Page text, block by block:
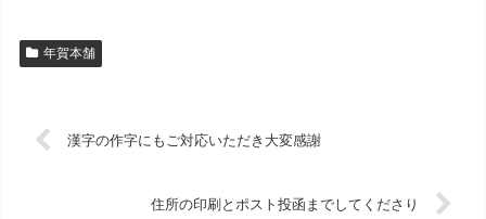
年賀本舗
漢字の作字にもご対応いただき大変感謝
住所の印刷とポスト投函までしてくださり